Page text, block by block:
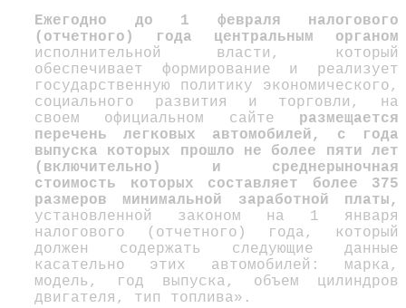
Ежегодно до 1 февраля налогового
(отчетного) года центральным органом
исполнительной власти, который
обеспечивает формирование и реализует
государственную политику экономического,
социального развития и торговли, на
своем официальном сайте размещается
перечень легковых автомобилей, с года
выпуска которых прошло не более пяти лет
(включительно) и среднерыночная
стоимость которых составляет более 375
размеров минимальной заработной платы,
установленной законом на 1 января
налогового (отчетного) года, который
должен содержать следующие данные
касательно этих автомобилей: марка,
модель, год выпуска, объем цилиндров
двигателя, тип топлива».